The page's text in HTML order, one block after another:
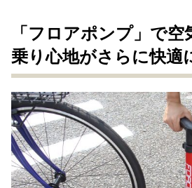
「フロアポンプ」で空
乗り心地がさらに快適